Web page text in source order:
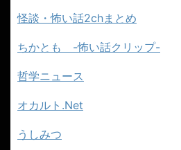
怪談・怖い話2chまとめ
ちかとも -怖い話クリップ-
哲学ニュース
オカルト.Net
うしみつ